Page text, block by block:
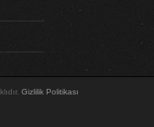
Gizlilik Politikası